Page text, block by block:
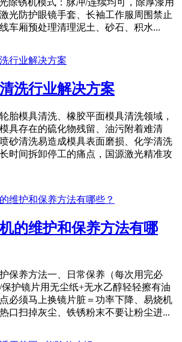
除锈机模式：脉冲/连续均可，除厚漆用
光防护眼镜手套、长袖工作服周围禁止
车厢预处理清理泥土、砂石、积水...
洗行业解决方案
胎模具清洗、橡胶平面模具清洗领域，
具存在的硫化物残留、油污附着难清
砂清洗易造成模具表面磨损、化学清洗
时间拆卸停工的痛点，国源激光精准攻
的维护和保养方法有哪
保养方法一、日常保养（每次用完必
护镜片用无尘纸+无水乙醇轻轻擦有油
必须马上换镜片脏＝功率下降、易烧机
口扫掉灰尘、铁锈粉末不要让粉尘进...